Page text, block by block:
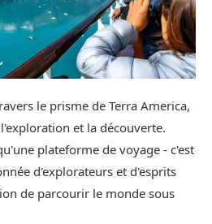
le prisme de Terra America,
et la découverte.
plateforme de voyage - c'est
d'explorateurs et d'esprits
de parcourir le monde sous